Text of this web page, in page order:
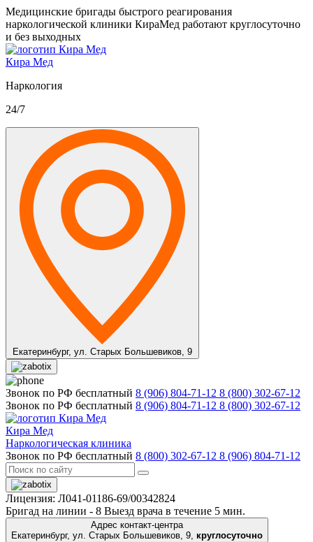
Медицинские бригады быстрого реагирования
наркологической клиники КираМед работают круглосуточно
и без выходных
Кира Мед
Наркология
24/7
Екатеринбург, ул. Старых Большевиков, 9
Звонок по РФ бесплатный 8 (906) 804-71-12 8 (800) 302-67-12
Звонок по РФ бесплатный 8 (906) 804-71-12 8 (800) 302-67-12
Кира Мед
Наркологическая клиника
Звонок по РФ бесплатный 8 (800) 302-67-12 8 (906) 804-71-12
Лицензия: Л041-01186-69/00342824
Бригад на линии - 8 Выезд врача в течение 5 мин.
Адрес контакт-центра
Екатеринбург, ул. Старых Большевиков, 9, круглосуточно